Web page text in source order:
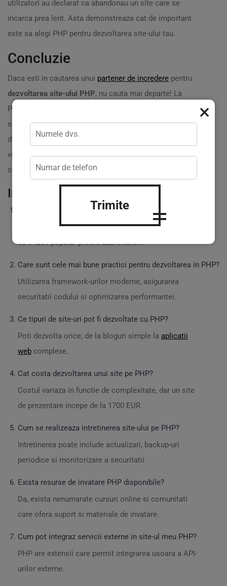
utilizatori au declarat ca abandonau un site care se
incarca prea lent. Asta demonstreaza cat de important
este sa alegi PHP pentru dezvoltarea site-ului tau.
Concluzie
Daca esti in cautarea unui partener de incredere pentru
dezvoltarea site-ului PHP, nu cauta mai departe! La
Prakticweb.md, oferim toate serviciile necesare intr-un
singur loc. Suntem aici sa te ajutam sa obtii rezultatele
dorite. Contacteaza-ne astazi la
viziteaza-ne pepracticweb.mdpentru a incepe
colaborarea!
Intrebari Frecvente
De ce este PHP un limbaj popular?
PHP este usor de invatat, flexibil si open-source, ceea
ce il face popular printre dezvoltatori.
Care sunt cele mai bune practici pentru dezvoltarea in PHP?
Utilizarea framework-urilor moderne, asigurarea
securitatii codului si optimizarea performantei.
Ce tipuri de site-uri pot fi dezvoltate cu PHP?
Poti dezvolta orice, de la bloguri simple la aplicatii
web complexe.
Cat costa dezvoltarea unui site pe PHP?
Costul variaza in functie de complexitate, dar un site
de prezentare incepe de la 1700 EUR.
Cum se realizeaza intretinerea site-ului pe PHP?
Intretinerea poate include actualizari, backup-uri
periodice si monitorizare a securitatii.
Exista resurse de invatare PHP disponibile?
Da, exista nenumarate cursuri online si comunitati
care ofera suport si materiale de invatare.
Cum pot integraz servicii externe in site-ul meu PHP?
PHP are extensii care permit integrarea usoara a API-
urilor externe.
×
Trimite